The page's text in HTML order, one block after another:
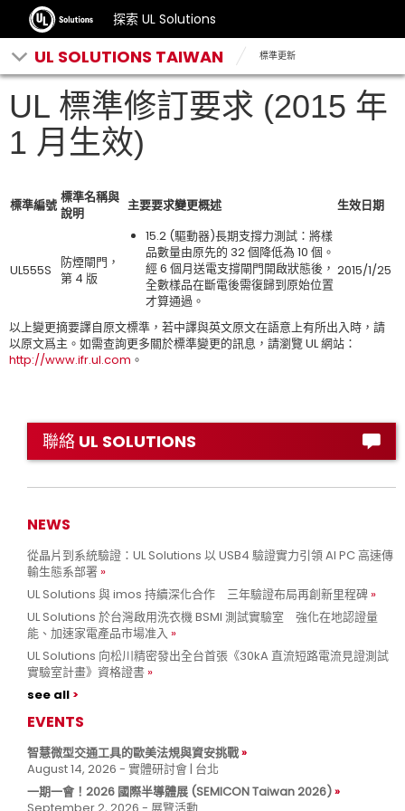
探索 UL Solutions
UL SOLUTIONS TAIWAN 標準更新
UL 標準修訂要求 (2015 年
1 月生效)
標準編號 標準名稱與
說明
主要要求變更概述 生效日期
UL555S
防煙閘門，
第 4 版
15.2 (驅動器)長期支撐力測試：將樣
品數量由原先的 32 個降低為 10 個。
經 6 個月送電支撐閘門開啟狀態後，
全數樣品在斷電後需復歸到原始位置
才算通過。
2015/1/25
以上變更摘要譯自原文標準，若中譯與英文原文在語意上有所出入時，請
以原文爲主。如需查詢更多關於標準變更的訊息，請瀏覽 UL 網站：
http://www.ifr.ul.com 。
聯絡 UL SOLUTIONS
NEWS
從晶片到系統驗證：UL Solutions 以 USB4 驗證實力引領 AI PC 高速傳
輸生態系部署
UL Solutions 與 imos 持續深化合作 三年驗證布局再創新里程碑
UL Solutions 於台灣啟用洗衣機 BSMI 測試實驗室 強化在地認證量
能、加速家電產品市場准入
UL Solutions 向松川精密發出全台首張《30kA 直流短路電流見證測試
實驗室計畫》資格證書
see all
EVENTS
智慧微型交通工具的歐美法規與資安挑戰
August 14, 2026 - 實體研討會 | 台北
一期一會！2026 國際半導體展 (SEMICON Taiwan 2026)